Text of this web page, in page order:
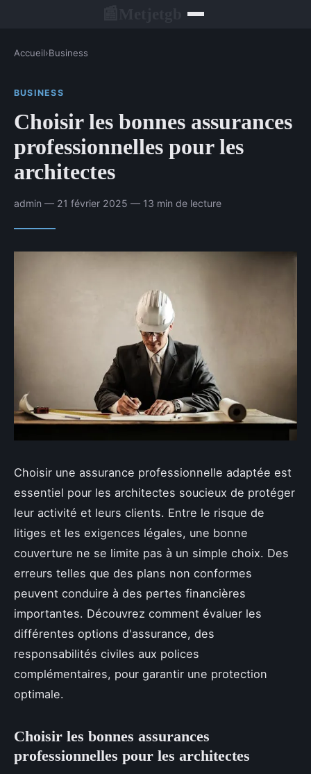
Accueil›Business
BUSINESS
Choisir les bonnes assurances
professionnelles pour les
architectes
admin — 21 février 2025 — 13 min de lecture
Choisir une assurance professionnelle adaptée est
essentiel pour les architectes soucieux de protéger
leur activité et leurs clients. Entre le risque de
litiges et les exigences légales, une bonne
couverture ne se limite pas à un simple choix. Des
erreurs telles que des plans non conformes
peuvent conduire à des pertes financières
importantes. Découvrez comment évaluer les
différentes options d'assurance, des
responsabilités civiles aux polices
complémentaires, pour garantir une protection
optimale.
Choisir les bonnes assurances
professionnelles pour les architectes